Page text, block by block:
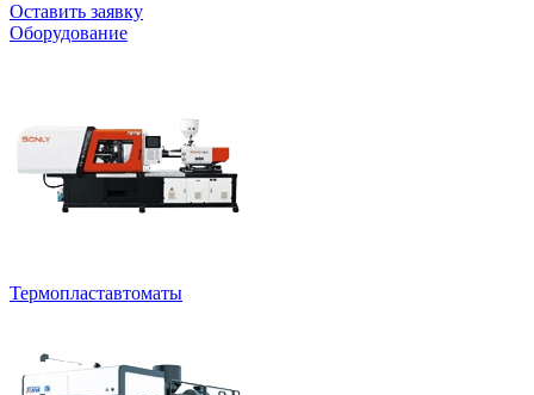
Оставить заявку
Оборудование
Термопластавтоматы